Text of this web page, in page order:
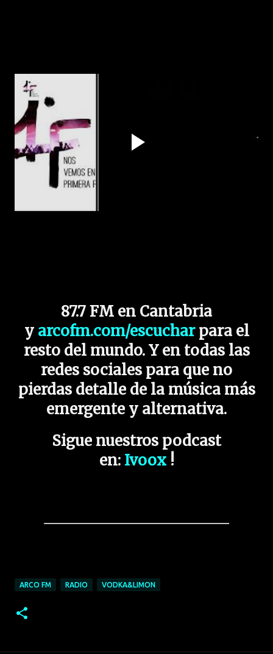
87.7 FM en Cantabria
y arcofm.com/escuchar para el
resto del mundo. Y en todas las
redes sociales para que no
pierdas detalle de la música más
emergente y alternativa.
Sigue nuestros podcast
en: Ivoox!
ARCO FM RADIO VODKA&LIMON